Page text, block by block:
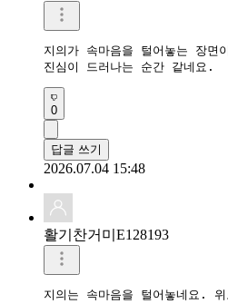
지의가 속마음을 털어놓는 장면
진심이 드러나는 순간 같네요.
0
답글 쓰기
2026.07.04 15:48
활기찬거미E128193
지의는 속마음을 털어놓네요.